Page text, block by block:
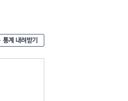
통계 내려받기